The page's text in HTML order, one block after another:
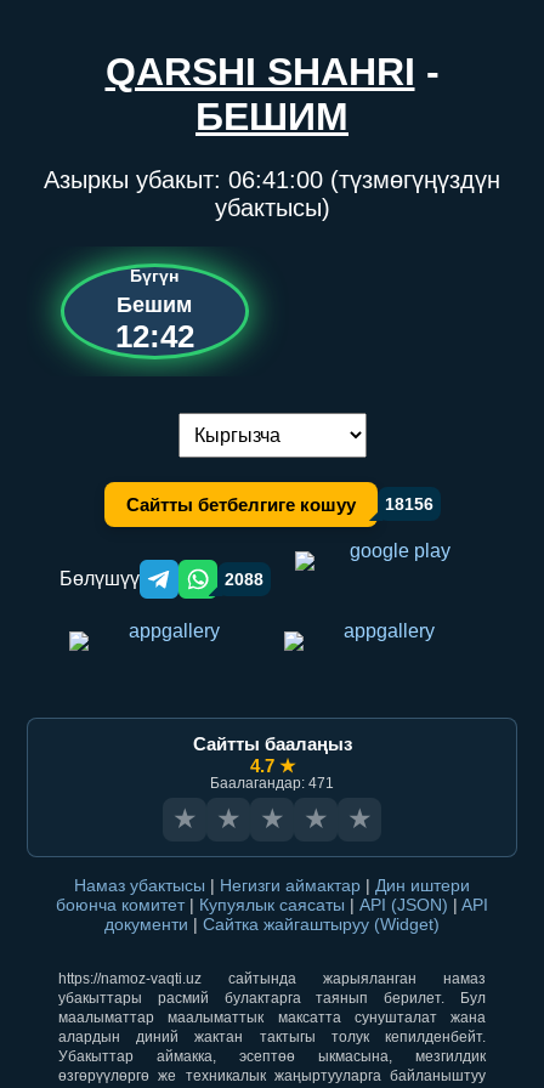
QARSHI SHAHRI -
БЕШИМ
Азыркы убакыт: 06:41:00 (түзмөгүңүздүн
убактысы)
Бүгүн
Бешим
12:42
Тилди алмаштыруу:
Сайтты бетбелгиге кошуу 18156
Бөлүшүү Telegram orqali ulashish
WhatsApp orqali ulashish
2088
Сайтты баалаңыз
4.7 ★
Баалагандар: 471
★ ★ ★ ★ ★
Намаз убактысы | Негизги аймактар | Дин иштери
боюнча комитет | Купуялык саясаты | API (JSON) | API
документи | Сайтка жайгаштыруу (Widget)
https://namoz-vaqti.uz сайтында жарыяланган намаз
убакыттары расмий булактарга таянып берилет. Бул
маалыматтар маалыматтык максатта сунушталат жана
алардын диний жактан тактыгы толук кепилденбейт.
Убакыттар аймакка, эсептөө ыкмасына, мезгилдик
өзгөрүүлөргө же техникалык жаңыртууларга байланыштуу